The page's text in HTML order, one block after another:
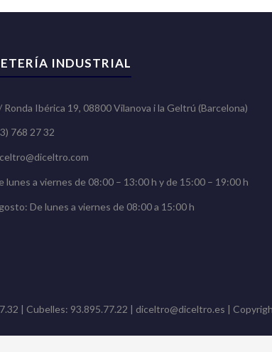
INDUSTRIAL
Ronda Ibérica 19, 08800 Vilanova i la Geltrú (Barcelona)
768 27 32
lunes a viernes de 08:00 – 13:00 h y de 15:00 – 19:00 h
De lunes a viernes de 08:00 a 15:00 h
| Cubelles: 93.895.77.22 | diceltro@diceltro.es |